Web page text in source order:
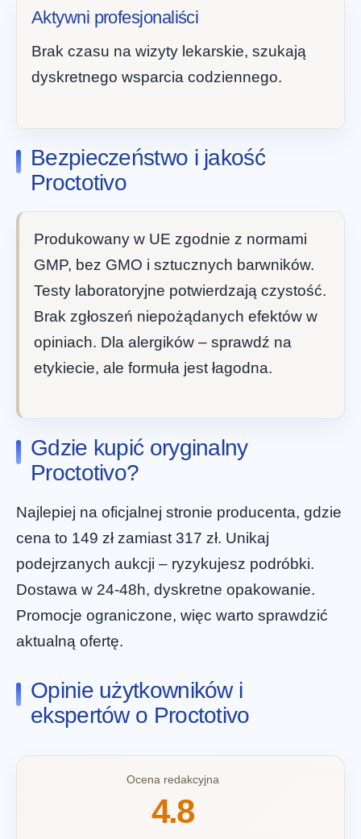
Aktywni profesjonaliści
Brak czasu na wizyty lekarskie, szukają
dyskretnego wsparcia codziennego.
Bezpieczeństwo i jakość
Proctotivo
Produkowany w UE zgodnie z normami
GMP, bez GMO i sztucznych barwników.
Testy laboratoryjne potwierdzają czystość.
Brak zgłoszeń niepożądanych efektów w
opiniach. Dla alergików – sprawdź na
etykiecie, ale formuła jest łagodna.
Gdzie kupić oryginalny
Proctotivo?
Najlepiej na oficjalnej stronie producenta, gdzie
cena to 149 zł zamiast 317 zł. Unikaj
podejrzanych aukcji – ryzykujesz podróbki.
Dostawa w 24-48h, dyskretne opakowanie.
Promocje ograniczone, więc warto sprawdzić
aktualną ofertę.
Opinie użytkowników i
ekspertów o Proctotivo
Ocena redakcyjna
4.8